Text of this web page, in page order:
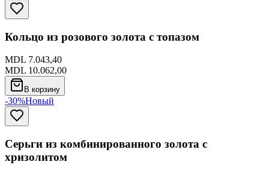
Кольцо из розового золота с топазом
MDL 7.043,40
MDL 10.062,00
В корзину
-30%Новый
Серьги из комбинированного золота с
хризолитом